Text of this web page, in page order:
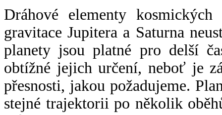
Dráhové elementy
gravitace Jupitera a Saturna
planety jsou platné pro delší
obtížné jejich určení, neboť je
přesnosti, jakou požadujeme.
stejné trajektorii po několik